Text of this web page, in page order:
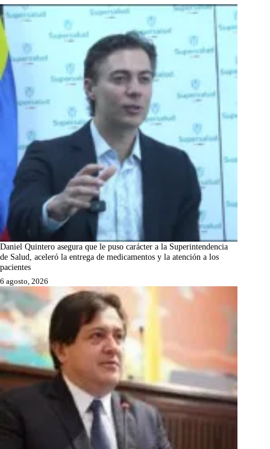
Daniel Quintero asegura que le puso carácter a la Superintendencia
de Salud, aceleró la entrega de medicamentos y la atención a los
pacientes
6 agosto, 2026